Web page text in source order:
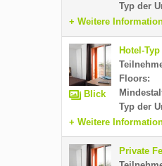
Typ der
+ Weitere
Blick
Hotel-
Floors:
Typ der
+ Weitere
Private